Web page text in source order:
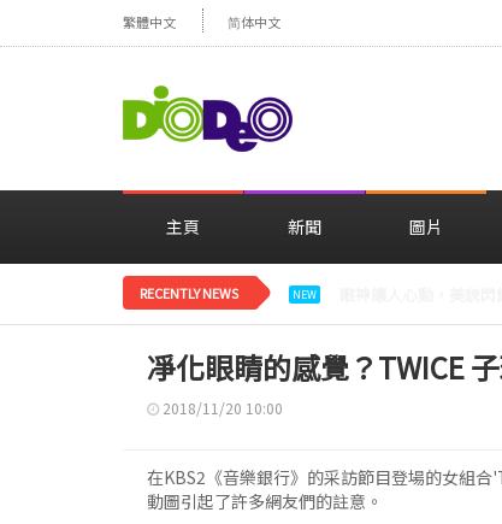
繁體中文 简体中文
主頁 新聞 圖片
RECENTLY NEWS NEW
凈化眼睛的感覺？TWICE
2018/11/20 10:00
在KBS2《音樂銀行》的采訪節目登場的女組
動圖引起了許多網友們的註意。